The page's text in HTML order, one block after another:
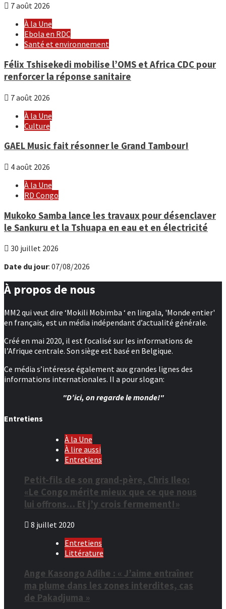
7 août 2026
À la Une
Ebola en RDC
Santé et environnement
Félix Tshisekedi mobilise l’OMS et Africa CDC pour
renforcer la réponse sanitaire
7 août 2026
À la Une
Culture
GAEL Music fait résonner le Grand Tambour!
4 août 2026
À la Une
RD Congo
Mukoko Samba lance les travaux pour désenclaver
le Sankuru et la Tshuapa en eau et en électricité
30 juillet 2026
Date du jour: 07/08/2026
À propos de nous
MM2 qui veut dire ‘Mokili Mobimba ‘ en lingala, 'Monde entier'
en français, est un média indépendant d’actualité générale.
Créé en mai 2020, il est focalisé sur les informations de
l’Afrique centrale. Son siège est basé en Belgique.
Ce média s’intéresse également aux grandes lignes des
informations internationales. Il a pour slogan:
"D’ici, on regarde le monde!"
Entretiens
À la Une
À lire aussi
Entretiens
Petit-fils de son grand-père, Chris Ileo:
«Le Congo mérite mieux que ce que nous
lui offrons… Et j’y crois fermement!»
8 juillet 2020
Entretiens
Littérature
Ange Kasongo Adihe : « J’aime entraîner
ma plume dans les zones interdites, cas
de Pakadjuma »